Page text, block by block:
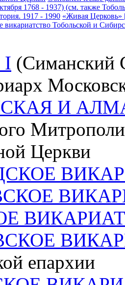
1768 - 1937) (см. также
1917 - 1990 «Живая
викариатство Тобольской и
I (Симанский
И
Церкви
епархии